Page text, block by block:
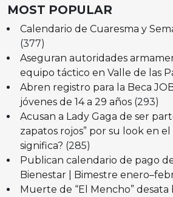
MOST POPULAR
Calendario de Cuaresma y
(377)
Aseguran autoridades
equipo táctico en Valle de las
Abren registro para la Beca
jóvenes de 14 a 29 años (293)
Acusan a Lady Gaga de ser
zapatos rojos” por su look en
significa? (285)
Publican calendario de pago
Bienestar | Bimestre
Muerte de “El Mencho”